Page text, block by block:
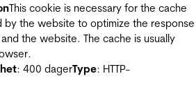
This cookie is necessary for the cache
by the website to optimize the response
the website. The cache is usually
: 400 dagerType: HTTP-